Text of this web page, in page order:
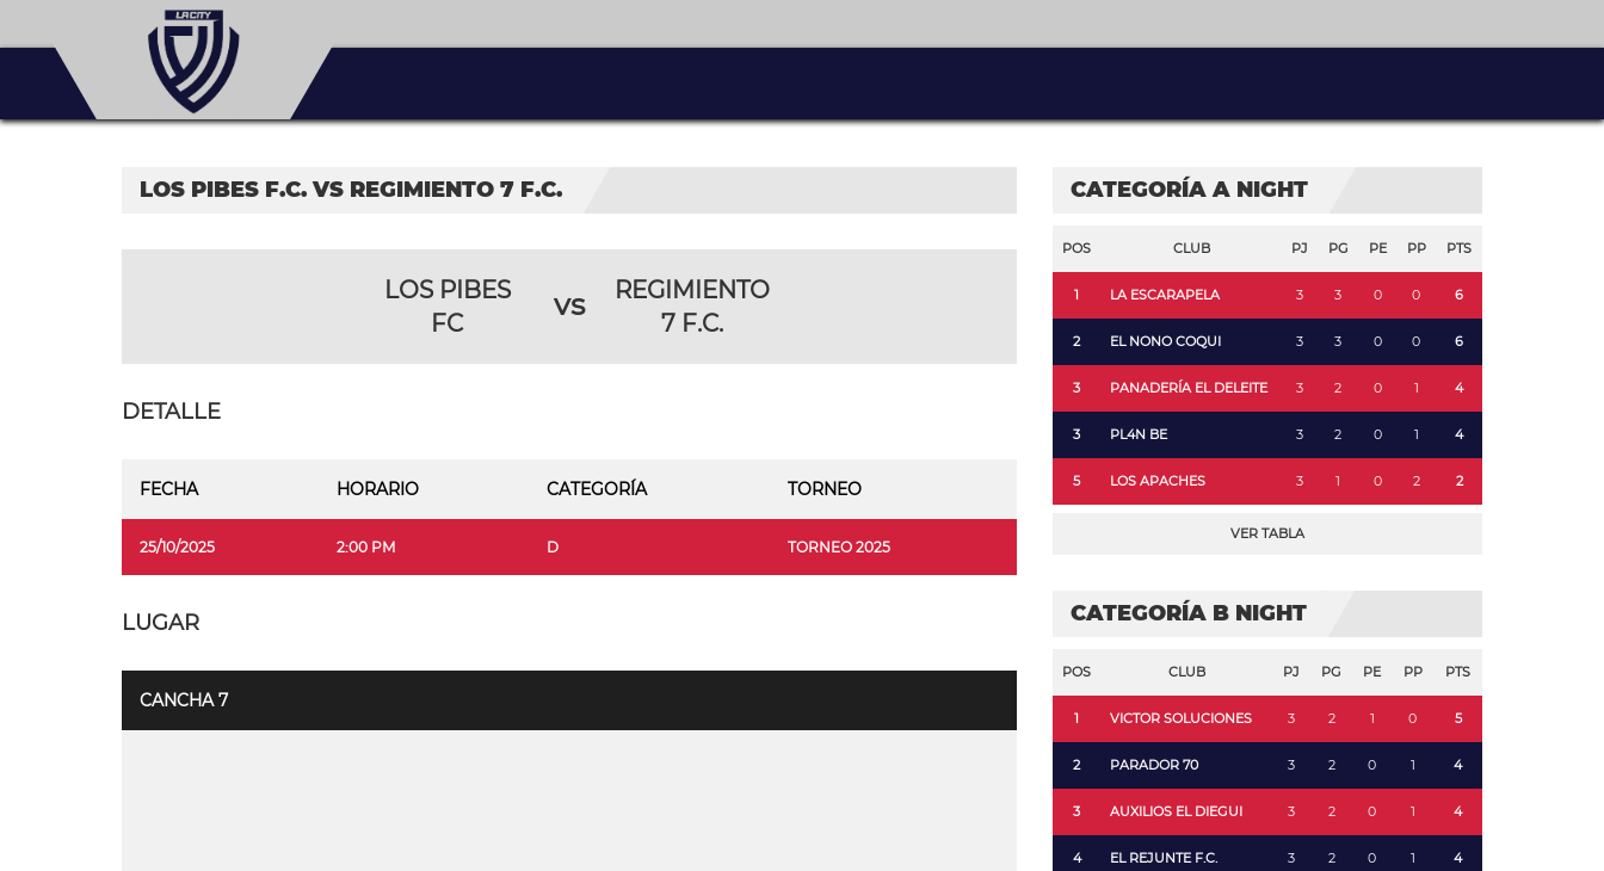
LOS PIBES F.C. VS REGIMIENTO 7 F.C.
LOS PIBES
FC
vs
REGIMIENTO
7 F.C.
DETALLE
FECHA HORARIO CATEGORÍA TORNEO
25/10/2025 2:00 PM D TORNEO 2025
LUGAR
CANCHA 7
CATEGORÍA A NIGHT
POS CLUB PJ PG PE PP PTS
1 LA ESCARAPELA 3 3 0 0 6
2 EL NONO COQUI 3 3 0 0 6
3 PANADERÍA EL DELEITE 3 2 0 1 4
3 PL4N BE 3 2 0 1 4
5 LOS APACHES 3 1 0 2 2
VER TABLA
CATEGORÍA B NIGHT
POS CLUB PJ PG PE PP PTS
1 VICTOR SOLUCIONES 3 2 1 0 5
2 PARADOR 70 3 2 0 1 4
3 AUXILIOS EL DIEGUI 3 2 0 1 4
4 EL REJUNTE F.C. 3 2 0 1 4